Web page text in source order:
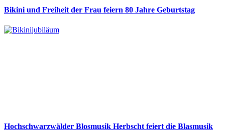
Bikini und Freiheit der Frau feiern 80 Jahre Geburtstag
Hochschwarzwälder Blosmusik Herbscht feiert die Blasmusik